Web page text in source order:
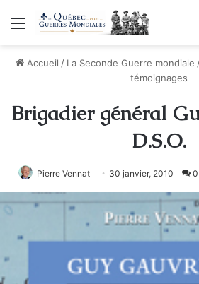
Menu
Accueil / La Seconde Guerre mondiale
témoignages
Brigadier général
D.S.O.
Pierre Vennat 30 janvier, 2010 0